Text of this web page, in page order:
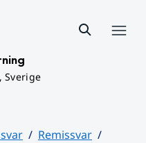
Sverige
Remissvar